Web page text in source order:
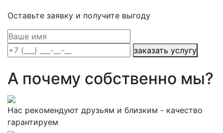
Оставьте заявку и получите выгоду
заказать услугу
А почему собственно мы?
Нас рекомендуют друзьям и близким - качество
гарантируем